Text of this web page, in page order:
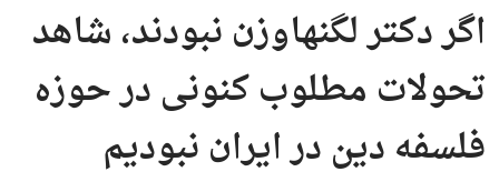
اگر دکتر لگنهاوزن نبودند، شاهد
تحولات مطلوب کنونی در حوزه‌
فلسفه دین در ایران نبودیم